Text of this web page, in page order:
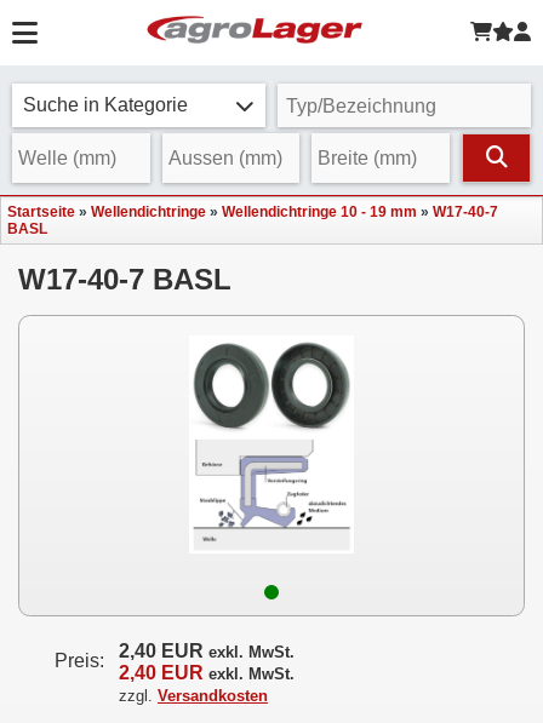
Suche in Kategorie
Startseite » Wellendichtringe » Wellendichtringe 10 - 19 mm » W17-40-7
BASL
W17-40-7 BASL
Preis: 2,40 EUR exkl. MwSt.
2,40 EUR exkl. MwSt.
zzgl. Versandkosten